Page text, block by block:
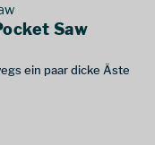
Saw
ein paar dicke Äste